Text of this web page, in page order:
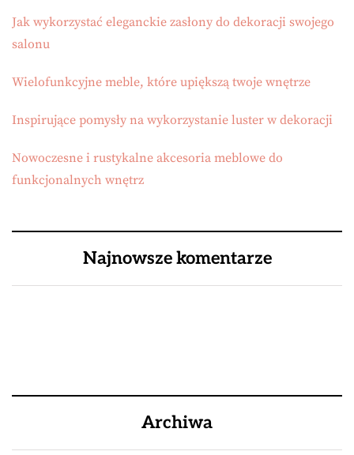
Jak wykorzystać eleganckie zasłony do dekoracji swojego
salonu
Wielofunkcyjne meble, które upiększą twoje wnętrze
Inspirujące pomysły na wykorzystanie luster w dekoracji
Nowoczesne i rustykalne akcesoria meblowe do
funkcjonalnych wnętrz
Najnowsze komentarze
Archiwa